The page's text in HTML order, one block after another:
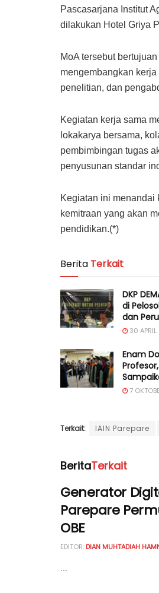
Pascasarjana Institut
dilakukan Hotel Griya
MoA tersebut
mengembangkan
penelitian, dan
Kegiatan kerja sama
lokakarya bersama,
pembimbingan tugas
penyusunan standar
Kegiatan ini menandai
kemitraan yang akan
pendidikan.(*)
Berita Terkait
DKP
di
dan
30
Enam
7
Terkait: IAIN Parepare
BeritaTerkait
Generator
Parepare
OBE
EDITOR: DIAN MUHTADIAH
...